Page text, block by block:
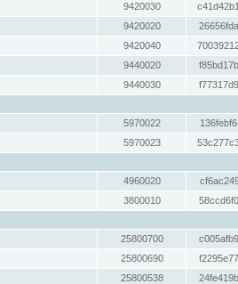
9420030
9420020
9420040
9440020
9440030
5970022
5970023
4960020
3800010
25800700
25800690
25800538